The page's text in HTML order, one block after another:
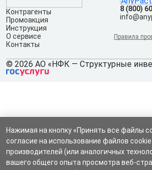
Контрагенты
Промоакция
Инструкция
О сервисе
Контакты
8 (800)
Правила
© 2026 АО «НФК — Структурные
Нажимая на кнопку «Принять все файлы
согласие на использование файлов
производителей (или аналогичных
вашего общего опыта просмотра веб-